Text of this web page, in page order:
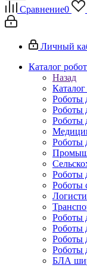
Сравнение0
Личный
Каталог
Назад
Роботы
Роботы
Роботы
Роботы
Роботы
Роботы
Роботы
Роботы
Роботы
Роботы
БЛА